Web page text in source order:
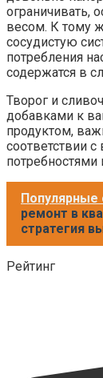
ограничивать,
весом. К тому
сосудистую
потребления
содержатся в
Творог и
добавками к
продуктом,
соответствии
потребностями
Популярные
ремонт в
стратегия
Рейтинг